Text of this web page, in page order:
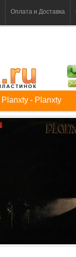
Оплата и Доставка
Planxty - Planxty